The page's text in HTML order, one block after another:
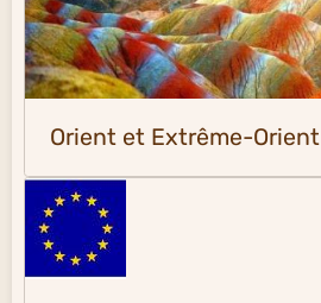
Orient et Extrême-Orient